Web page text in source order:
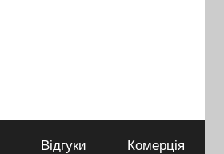
Відгуки Комерція